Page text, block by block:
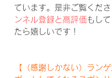
ています。是非ご覧くださ
ンネル登録と高評価もし
たら嬉しいです！
【（感謝しかない）ラン